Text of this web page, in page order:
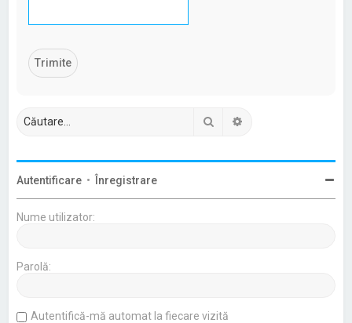
Căutare
Autentificare • Înregistrare
Nume utilizator:
Parolă:
Autentifică-mă automat la fiecare vizită